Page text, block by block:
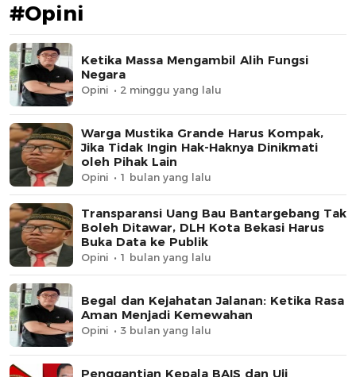
#Opini
Ketika Massa Mengambil Alih Fungsi
Negara
Opini 2 minggu yang lalu
Warga Mustika Grande Harus Kompak,
Jika Tidak Ingin Hak-Haknya Dinikmati
oleh Pihak Lain
Opini 1 bulan yang lalu
Transparansi Uang Bau Bantargebang Tak
Boleh Ditawar, DLH Kota Bekasi Harus
Buka Data ke Publik
Opini 1 bulan yang lalu
Begal dan Kejahatan Jalanan: Ketika Rasa
Aman Menjadi Kemewahan
Opini 3 bulan yang lalu
Penggantian Kepala BAIS dan Uji